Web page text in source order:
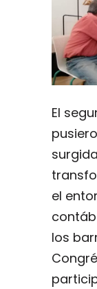
El
el
los